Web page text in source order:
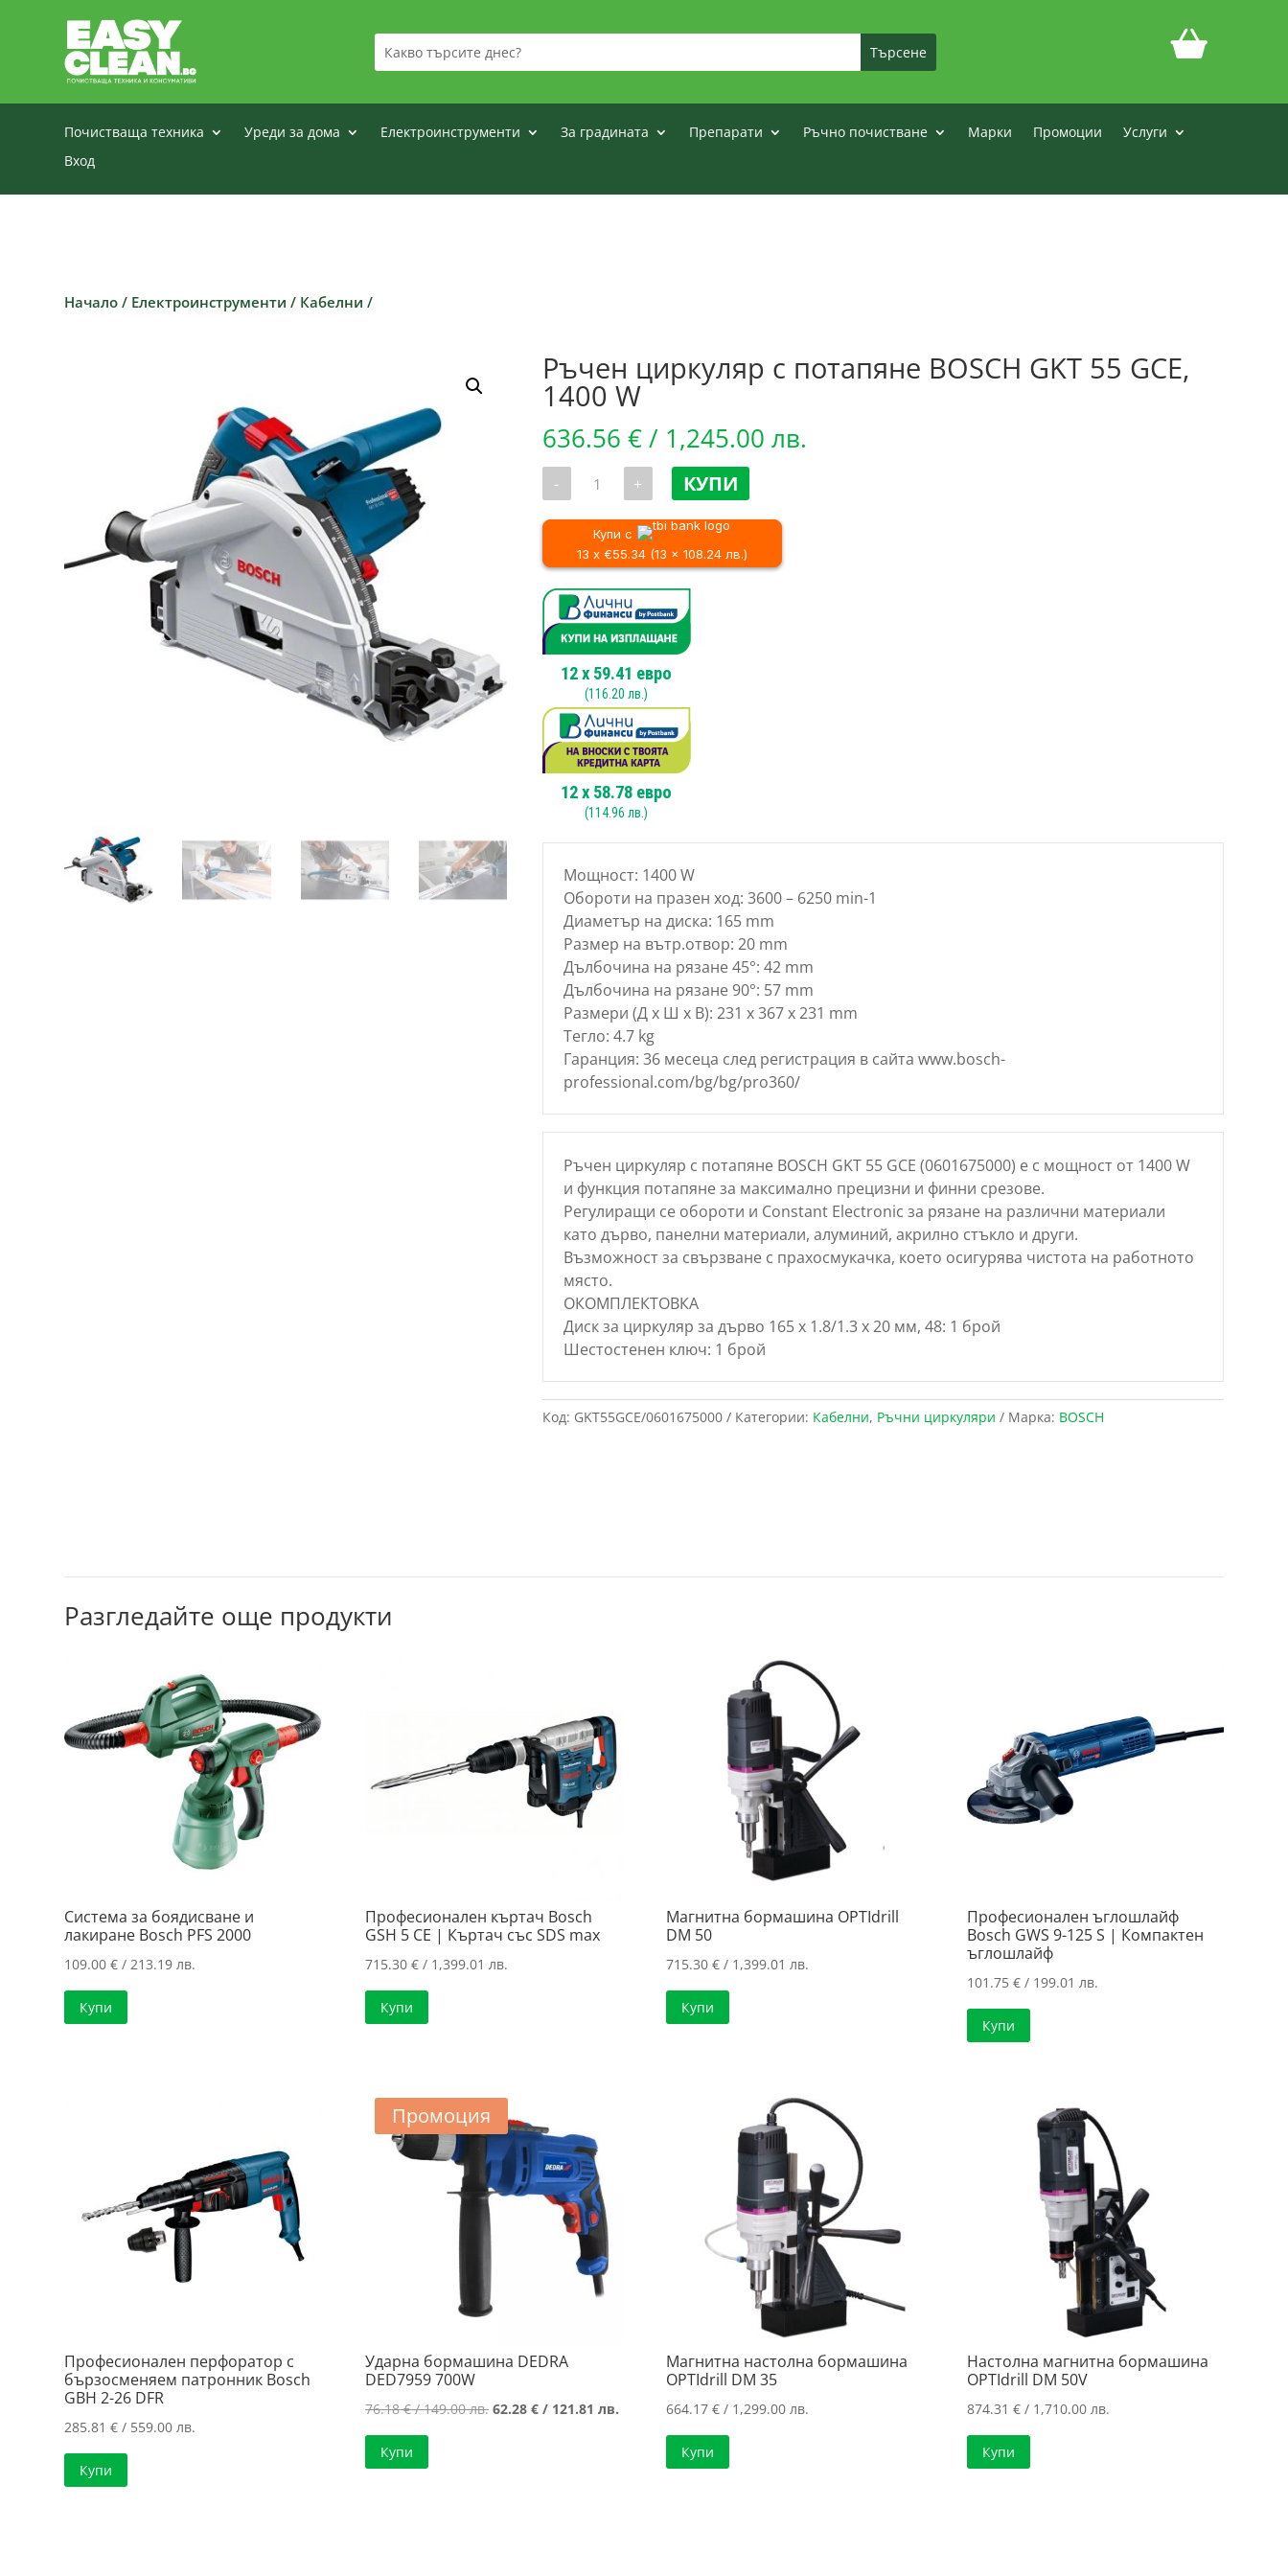
Почистваща техника Уреди за дома Електроинструменти За градината Препарати Ръчно почистване Марки Промоции
Услуги
Вход
Начало / Електроинструменти / Кабелни /
Ръчен циркуляр с потапяне BOSCH GKT 55 GCE,
1400 W
636.56 €/ 1,245.00 лв.
- количество
циркуляр
потапяне
BOSCH
55
GCE,
1400
W
+ КУПИ
Купи с
13 x €55.34 (13 x 108.24 лв.)
12x 59.41 евро
(116.20 лв.)
12x 58.78 евро
(114.96 лв.)
Мощност: 1400 W
Обороти на празен ход: 3600 – 6250 min-1
Диаметър на диска: 165 mm
Размер на вътр.отвор: 20 mm
Дълбочина на рязане 45°: 42 mm
Дълбочина на рязане 90°: 57 mm
Размери (Д x Ш x В): 231 x 367 x 231 mm
Тегло: 4.7 kg
Гаранция: 36 месеца след регистрация в сайта www.bosch-
professional.com/bg/bg/pro360/
Ръчен циркуляр с потапяне BOSCH GKT 55 GCE (0601675000) е с мощност от 1400 W
и функция потапяне за максимално прецизни и финни срезове.
Регулиращи се обороти и Constant Electronic за рязане на различни материали
като дърво, панелни материали, алуминий, акрилно стъкло и други.
Възможност за свързване с прахосмукачка, което осигурява чистота на работното
място.
ОКОМПЛЕКТОВКА
Диск за циркуляр за дърво 165 x 1.8/1.3 x 20 мм, 48: 1 брой
Шестостенен ключ: 1 брой
Код: GKT55GCE/0601675000 Категории: Кабелни, Ръчни циркуляри Марка: BOSCH
Разгледайте още продукти
Система за боядисване и
лакиране Bosch PFS 2000
109.00€ / 213.19 лв.
Купи
Професионален къртач Bosch
GSH 5 CE | Къртач със SDS max
715.30€ / 1,399.01 лв.
Купи
Магнитна бормашина OPTIdrill
DM 50
715.30 €/ 1,399.01 лв.
Купи
Професионален ъглошлайф
Bosch GWS 9-125 S | Компактен
ъглошлайф
101.75 €/ 199.01 лв.
Купи
Професионален перфоратор с
бързосменяем патронник Bosch
GBH 2-26 DFR
285.81€ / 559.00 лв.
Купи
Промоция
Ударна бормашина DEDRA
DED7959 700W
76.18€/ 149.00 лв. Original
62.28€ / 121.81 лв. Текущата
Купи
Магнитна настолна бормашина
OPTIdrill DM 35
664.17 €/ 1,299.00 лв.
Купи
Настолна магнитна бормашина
OPTIdrill DM 50V
874.31 €/ 1,710.00 лв.
Купи